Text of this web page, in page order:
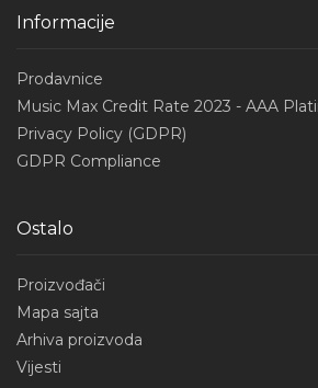
Informacije
Prodavnice
Music Max Credit Rate 2023 - AAA
Privacy Policy (GDPR)
GDPR Compliance
Ostalo
Proizvođači
Mapa sajta
Arhiva proizvoda
Vijesti